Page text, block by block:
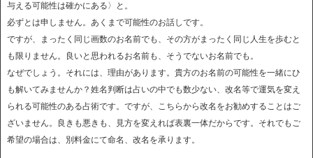
与える可能性は確かにある〉と。
必ずとは申しません。あくまで可能性のお話しです。
ですが、まったく同じ画数のお名前でも、その方がまったく同じ人生を歩むと
も限りません。良いと思われるお名前も、そうでないお名前でも。
なぜでしょう。それには、理由があります。貴方のお名前の可能性を一緒にひ
も解いてみませんか？姓名判断は占いの中でも数少ない、改名等で運気を変え
られる可能性のある占術です。ですが、こちらから改名をお勧めすることはご
ざいません。良きも悪きも、見方を変えれば表裏一体だからです。それでもご
希望の場合は、別料金にて命名、改名を承ります。